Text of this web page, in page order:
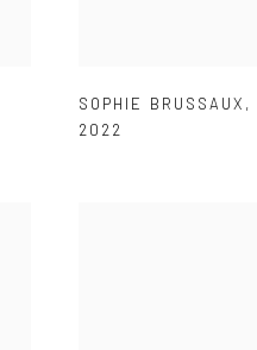
SOPHIE BRUSSAUX ,
2022